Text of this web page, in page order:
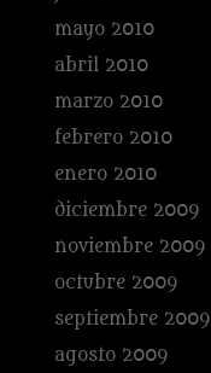
mayo 2010
abril 2010
marzo 2010
febrero 2010
enero 2010
diciembre 2009
noviembre 2009
octubre 2009
septiembre 2009
agosto 2009